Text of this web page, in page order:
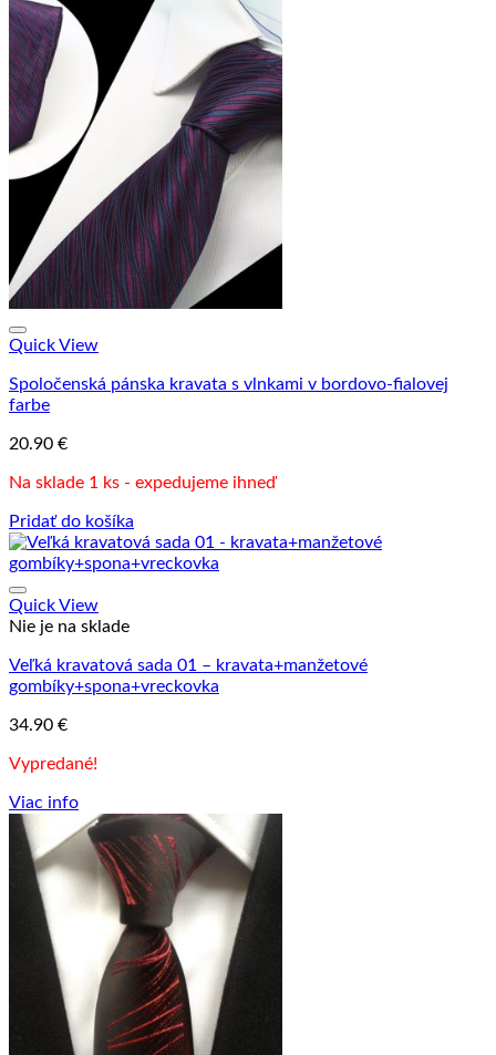
Quick View
Spoločenská pánska kravata s vlnkami v bordovo-fialovej
farbe
20.90 €
Na sklade 1 ks - expedujeme ihneď
Pridať do košíka
Quick View
Nie je na sklade
Veľká kravatová sada 01 – kravata+manžetové
gombíky+spona+vreckovka
34.90 €
Vypredané!
Viac info